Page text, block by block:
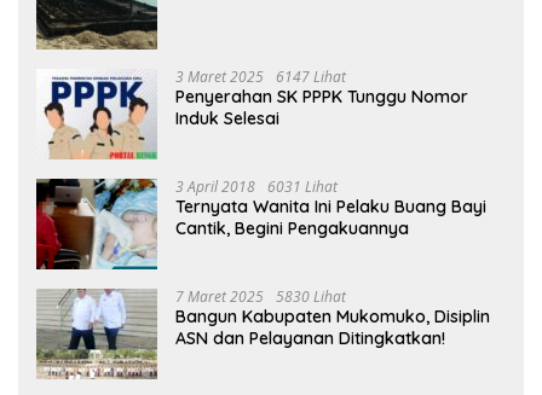
3 Maret 2025 6147 Lihat
Penyerahan SK PPPK Tunggu Nomor
Induk Selesai
3 April 2018 6031 Lihat
Ternyata Wanita Ini Pelaku Buang Bayi
Cantik, Begini Pengakuannya
7 Maret 2025 5830 Lihat
Bangun Kabupaten Mukomuko, Disiplin
ASN dan Pelayanan Ditingkatkan!